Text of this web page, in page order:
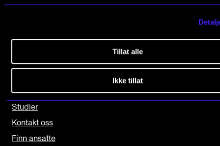
Tillat alle
Ikke tillat
Finn ansatte
Slemdalsveien 11
+47 23 36 70 00
NYTTIGE LENKER
Studier
Kontakt oss
Finn ansatte